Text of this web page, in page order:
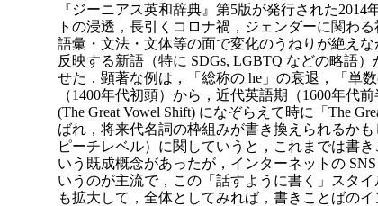
『ジーニアス英和辞典』第5版が発行された
トの浸透，長引くコロナ禍，ジェンダーに関わ
語彙・文法・文体等の面で変化のうねりが絶え
反映する新語（特に SDGs, LGBTQ などの略語
せた．顕著な例は，「総称の he」の衰退，「単
（1400年代初頭）から，近代英語期（1600年代
(The Great Vowel Shift) になぞらえて時に「The
ばれ，将来代名詞の枠組みが書き換えられるか
ピーチレベル）に関していうと，これまでは書
いう既成概念があったが，インターネットの
いうのが主流で，この「話すように書く」スタ
も拡大して，全体としてみれば，書きことばの